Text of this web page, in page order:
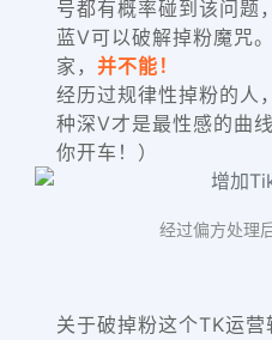
号都有概率碰到该问题
蓝V可以破解掉粉魔咒
家， 并不能！
经历过规律性掉粉的人
种深V才是最性感的曲
你开车！）
经过偏方处理
关于破掉粉这个TK运营